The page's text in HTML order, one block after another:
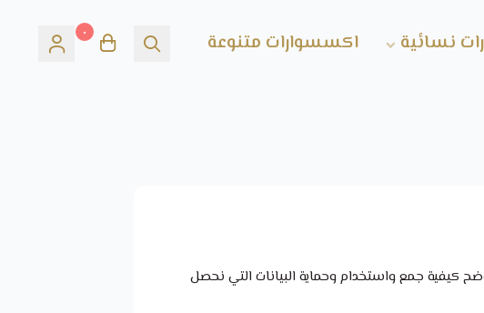
نسائية اكسسوارات متنوعة ٠
جمع واستخدام وحماية البيانات التي نحصل